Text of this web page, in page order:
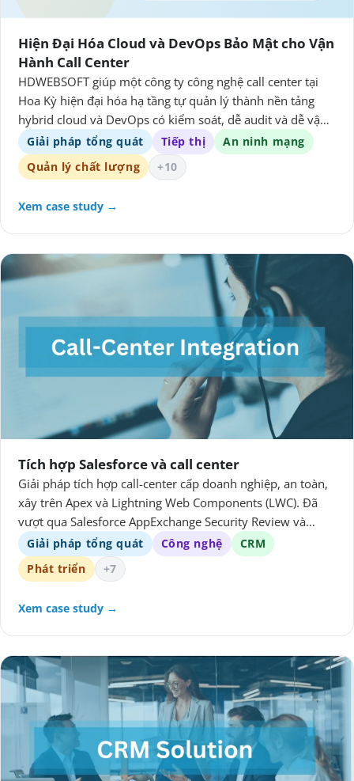
Hiện Đại Hóa Cloud và DevOps Bảo Mật cho Vận
Hành Call Center
HDWEBSOFT giúp một công ty công nghệ call center tại
Hoa Kỳ hiện đại hóa hạ tầng tự quản lý thành nền tảng
hybrid cloud và DevOps có kiểm soát, dễ audit và dễ vận
hành hơn.
Giải pháp tổng quát Tiếp thị
An ninh mạng
Quản lý chất lượng
+10
Xem case study →
Tích hợp Salesforce và call center
Giải pháp tích hợp call-center cấp doanh nghiệp, an toàn,
xây trên Apex và Lightning Web Components (LWC). Đã
vượt qua Salesforce AppExchange Security Review và
được nộp thành công lên nền tảng.
Giải pháp tổng quát Công nghệ
CRM
Phát triển
+7
Xem case study →